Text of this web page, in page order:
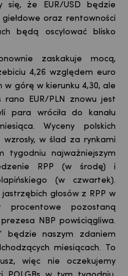
się, że EUR/USD będzie
oraz rentowności
będą oscylować blisko
zaskakuje mocą,
4,26 względem euro
w górę w kierunku 4,30, ale
EUR/PLN znowu jest
para wróciła do kanału
Wyceny polskich
w ślad za rynkami
tygodniu najważniejszym
RPP (w środę) i
(w czwartek).
głosów z RPP w
pozostaną
NBP powściągliwa.
będzie naszym zdaniem
miesiącach. To
więc nie oczekujemy